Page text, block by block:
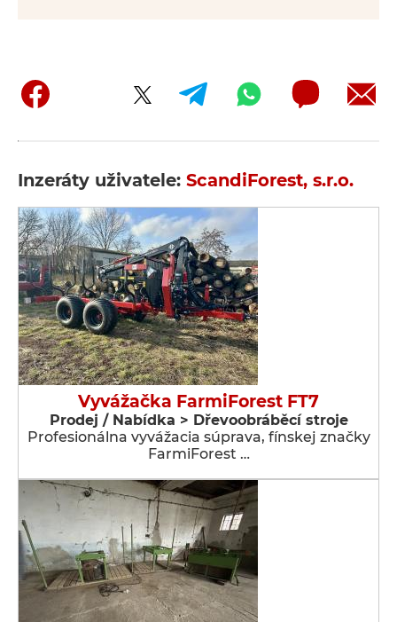
Inzeráty uživatele: ScandiForest, s.r.o.
Vyvážačka FarmiForest FT7
Prodej / Nabídka > Dřevoobráběcí stroje
Profesionálna vyvážacia súprava, fínskej značky
FarmiForest …